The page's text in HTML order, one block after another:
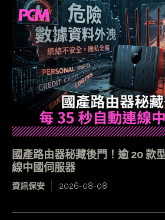
國產路由器秘藏後門！逾 20 款
線中國伺服器
資訊保安 2026-08-08